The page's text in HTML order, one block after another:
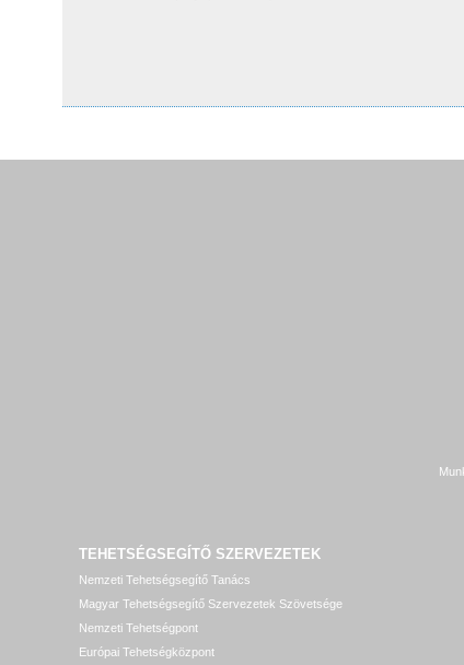
TEHETSÉGSEGÍTŐ SZERVEZETEK
Nemzeti Tehetségsegítő Tanács
Magyar Tehetségsegítő Szervezetek Szövetsége
Nemzeti Tehetségpont
Európai Tehetségközpont